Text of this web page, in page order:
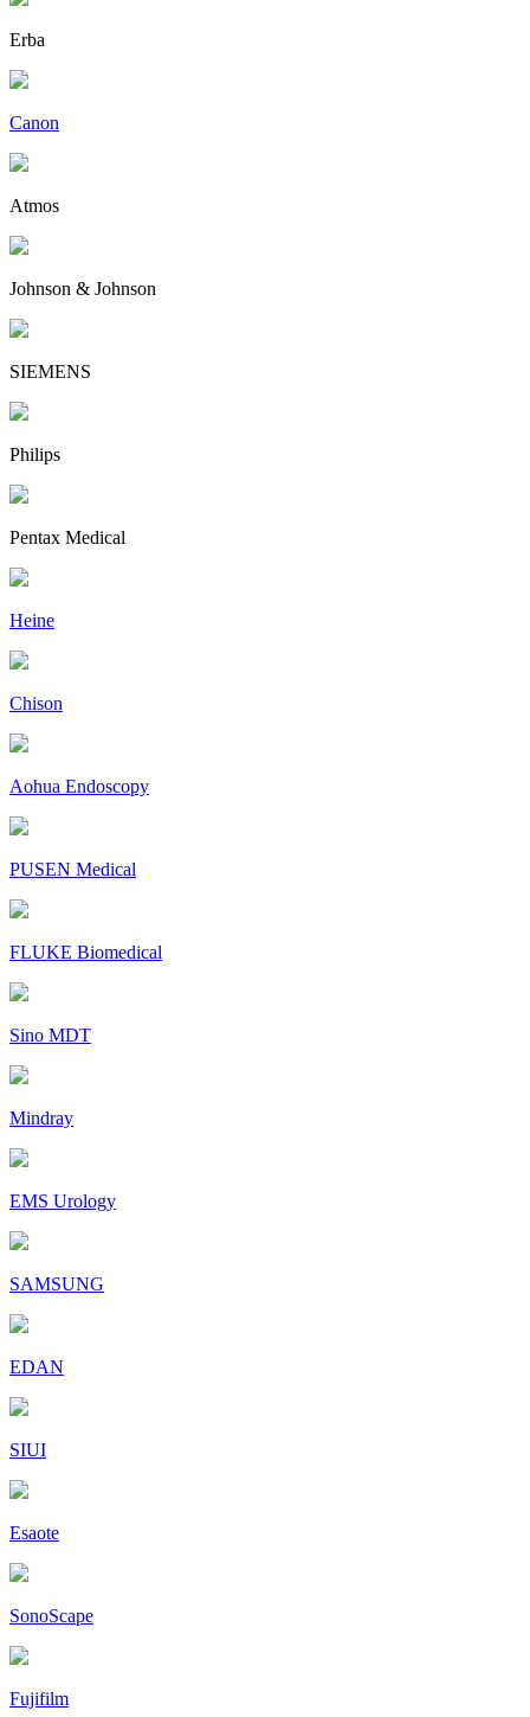
Erba
Canon
Atmos
Johnson & Johnson
SIEMENS
Philips
Pentax Medical
Heine
Chison
Aohua Endoscopy
PUSEN Medical
FLUKE Biomedical
Sino MDT
Mindray
EMS Urology
SAMSUNG
EDAN
SIUI
Esaote
SonoScape
Fujifilm